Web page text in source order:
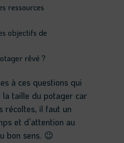
ressources
objectifs de
rêvé ?
à ces questions qui
taille du potager car
récoltes, il faut un
et d’attention au
bon sens. 😉